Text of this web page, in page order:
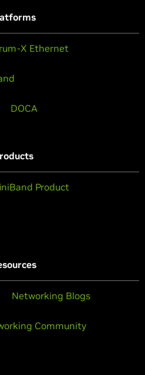
X Ethernet
DOCA
Product
Networking Blogs
Community